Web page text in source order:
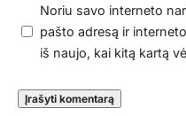
Noriu savo interneto
pašto adresą ir
iš naujo, kai kitą kartą